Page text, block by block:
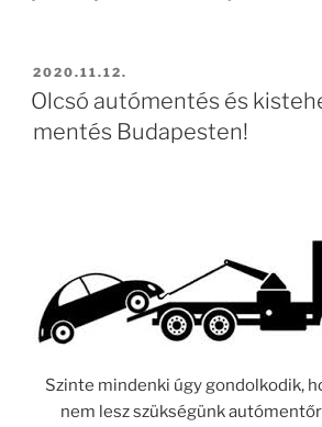
BEKÜLDVE:
2020.11.12.
Olcsó autómentés és
mentés Budapesten!
Szinte mindenki úgy gondolkodik,
nem lesz szükségünk